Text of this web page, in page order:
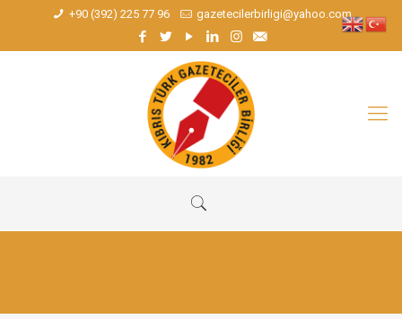
+90 (392) 225 77 96 gazetecilerbirligi@yahoo.com